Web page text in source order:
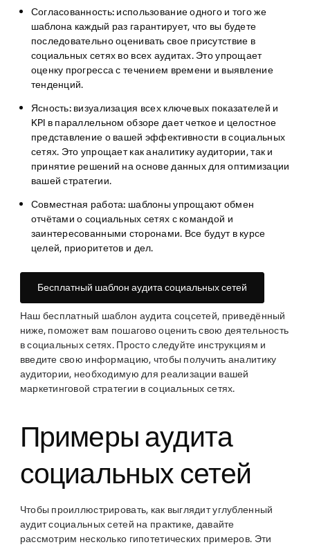
Согласованность: использование одного и того же
шаблона каждый раз гарантирует, что вы будете
последовательно оценивать свое присутствие в
социальных сетях во всех аудитах. Это упрощает
оценку прогресса с течением времени и выявление
тенденций.
Ясность:визуализация всех ключевых показателей и
KPI в параллельном обзоре дает четкое и целостное
представление о вашей эффективности в социальных
сетях. Это упрощает как аналитику аудитории, так и
принятие решений на основе данных для оптимизации
вашей стратегии.
Совместная работа: шаблоны упрощают обмен
отчётами о социальных сетях с командой и
заинтересованными сторонами. Все будут в курсе
целей, приоритетов и дел.
Бесплатный шаблон аудита социальных сетей
Наш бесплатный шаблон аудита соцсетей, приведённый
ниже, поможет вам пошагово оценить свою деятельность
в социальных сетях. Просто следуйте инструкциям и
введите свою информацию, чтобы получить аналитику
аудитории, необходимую для реализации вашей
маркетинговой стратегии в социальных сетях.
Примеры аудита
социальных сетей
Чтобы проиллюстрировать, как выглядит углубленный
аудит социальных сетей на практике, давайте
рассмотрим несколько гипотетических примеров. Эти